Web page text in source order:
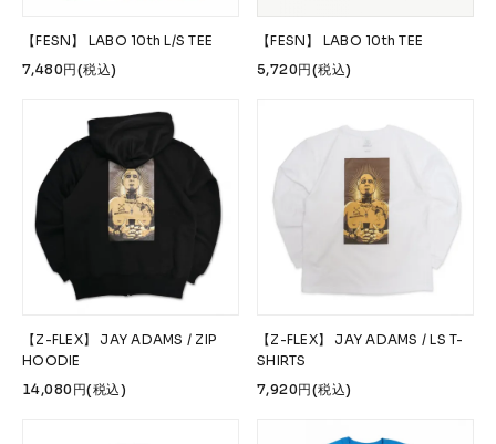
【FESN】 LABO 10th L/S TEE
7,480円(税込)
【FESN】 LABO 10th TEE
5,720円(税込)
【Z-FLEX】 JAY ADAMS / ZIP
HOODIE
14,080円(税込)
【Z-FLEX】 JAY ADAMS / LS T-
SHIRTS
7,920円(税込)